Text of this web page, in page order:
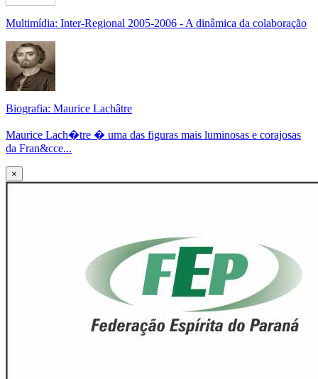
Multimídia: Inter-Regional 2005-2006 - A dinâmica da colaboração
Biografia: Maurice Lachâtre
Maurice Lach�tre � uma das figuras mais luminosas e corajosas
da Fran&cce...
×